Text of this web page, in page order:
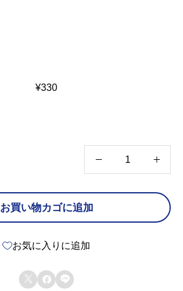
¥330
O
G
お買い物カゴに追加
お気に入りに追加
  